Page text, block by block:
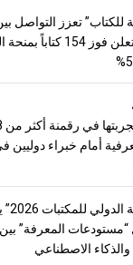
للكتاب” تعزز التواصل
العالم وتعلن فوز 154
أمام خبراء دوليين
المعرفة” بين
الاصطناعي